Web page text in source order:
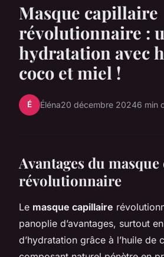
Masque capillaire
révolutionnaire :
hydratation avec
coco et miel !
É Éléna20 décembre 20246 min
Avantages du
révolutionnaire
Le masque capillaire
panoplie d’avantages, surtout
d’hydratation grâce à l’huile de